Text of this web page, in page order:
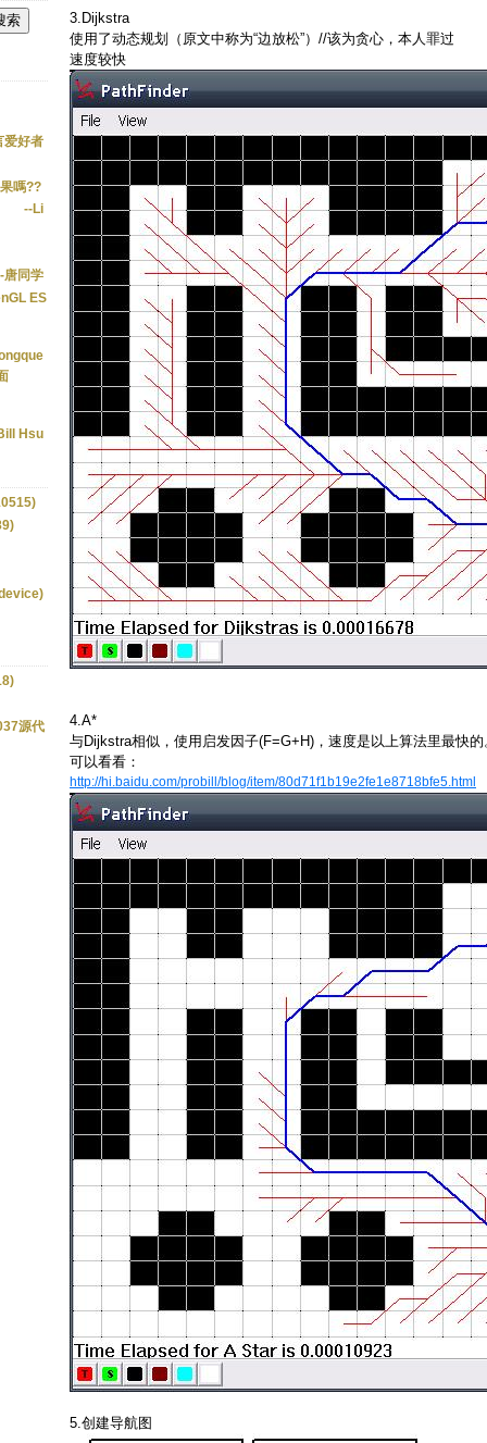
爱好者
嗎??
--Li
唐同学
ES
Hsu
源代
3.Dijkstra
使用了动态规划（原文中称为“边放松”）//该为贪心，本人罪过
速度较快
4.A*
与Dijkstra相似，使用启发因子(F=G+H)，速度是以上算法里最快的
可以看看：
http://hi.baidu.com/probill/blog/item/80d71f1b19e2fe1e8718bfe5.html
5.创建导航图